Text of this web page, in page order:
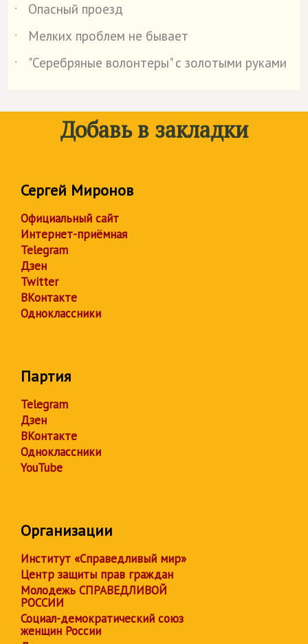
˙
Опасный проезд
˙
Мелких проблем не бывает
˙
"Серебряные волонтеры" с золотыми руками
Добавь в закладки
Сергей Миронов
Официальный сайт
Интернет-приёмная
Telegram
Дзен
Twitter
ВКонтакте
Одноклассники
Партия
Telegram
Дзен
ВКонтакте
Одноклассники
YouTube
Организации
Институт «Справедливый мир»
Центр защиты прав граждан
Молодежь СПРАВЕДЛИВОЙ
РОССИИ
Социал-демократический союз
женщин России